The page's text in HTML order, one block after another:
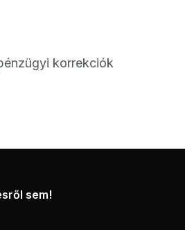
korrekciók
sem!